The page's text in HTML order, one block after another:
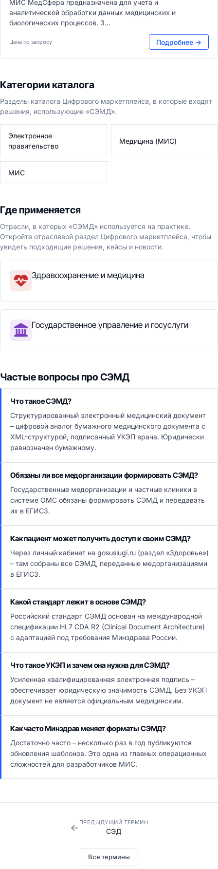
МИС МедСфера предназначена для учета и
аналитической обработки данных медицинских и
биологических процессов. З...
Цена по запросу Подробнее →
Категории каталога
Разделы каталога Цифрового маркетплейса, в которые входят
решения, использующие «СЭМД».
Электронное
правительство
Медицина (МИС)
МИС
Где применяется
Отрасли, в которых «СЭМД» используется на практике.
Откройте отраслевой раздел Цифрового маркетплейса, чтобы
увидеть подходящие решения, кейсы и новости.
Здравоохранение и медицина
Государственное управление и госуслуги
Частые вопросы про СЭМД
Что такое СЭМД?
Структурированный электронный медицинский документ
– цифровой аналог бумажного медицинского документа с
XML-структурой, подписанный УКЭП врача. Юридически
равнозначен бумажному.
Обязаны ли все медорганизации формировать СЭМД?
Государственные медорганизации и частные клиники в
системе ОМС обязаны формировать СЭМД и передавать
их в ЕГИСЗ.
Как пациент может получить доступ к своим СЭМД?
Через личный кабинет на gosuslugi.ru (раздел «Здоровье»)
– там собраны все СЭМД, переданные медорганизациями
в ЕГИСЗ.
Какой стандарт лежит в основе СЭМД?
Российский стандарт СЭМД основан на международной
спецификации HL7 CDA R2 (Clinical Document Architecture)
с адаптацией под требования Минздрава России.
Что такое УКЭП и зачем она нужна для СЭМД?
Усиленная квалифицированная электронная подпись –
обеспечивает юридическую значимость СЭМД. Без УКЭП
документ не является официальным медицинским.
Как часто Минздрав меняет форматы СЭМД?
Достаточно часто – несколько раз в год публикуются
обновления шаблонов. Это одна из главных операционных
сложностей для разработчиков МИС.
← ПРЕДЫДУЩИЙ ТЕРМИН
СЭД
Все термины